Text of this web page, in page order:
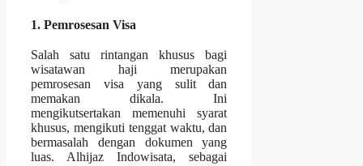
1. Pemrosesan Visa
Salah satu rintangan khusus bagi
wisatawan haji merupakan
pemrosesan visa yang sulit dan
memakan dikala. Ini
mengikutsertakan memenuhi syarat
khusus, mengikuti tenggat waktu, dan
bermasalah dengan dokumen yang
luas. Alhijaz Indowisata, sebagai